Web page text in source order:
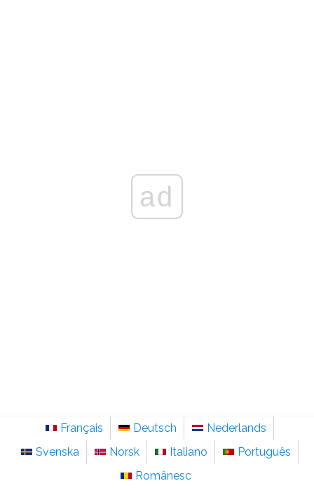
ad
Français Deutsch
Nederlands
Svenska
Norsk Italiano
Português
Românesc